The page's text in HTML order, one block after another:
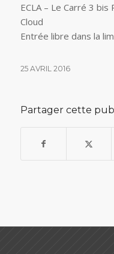
ECLA – Le Carré 3 bis
Cloud
Entrée libre dans la
25 AVRIL 2016
Partager cette